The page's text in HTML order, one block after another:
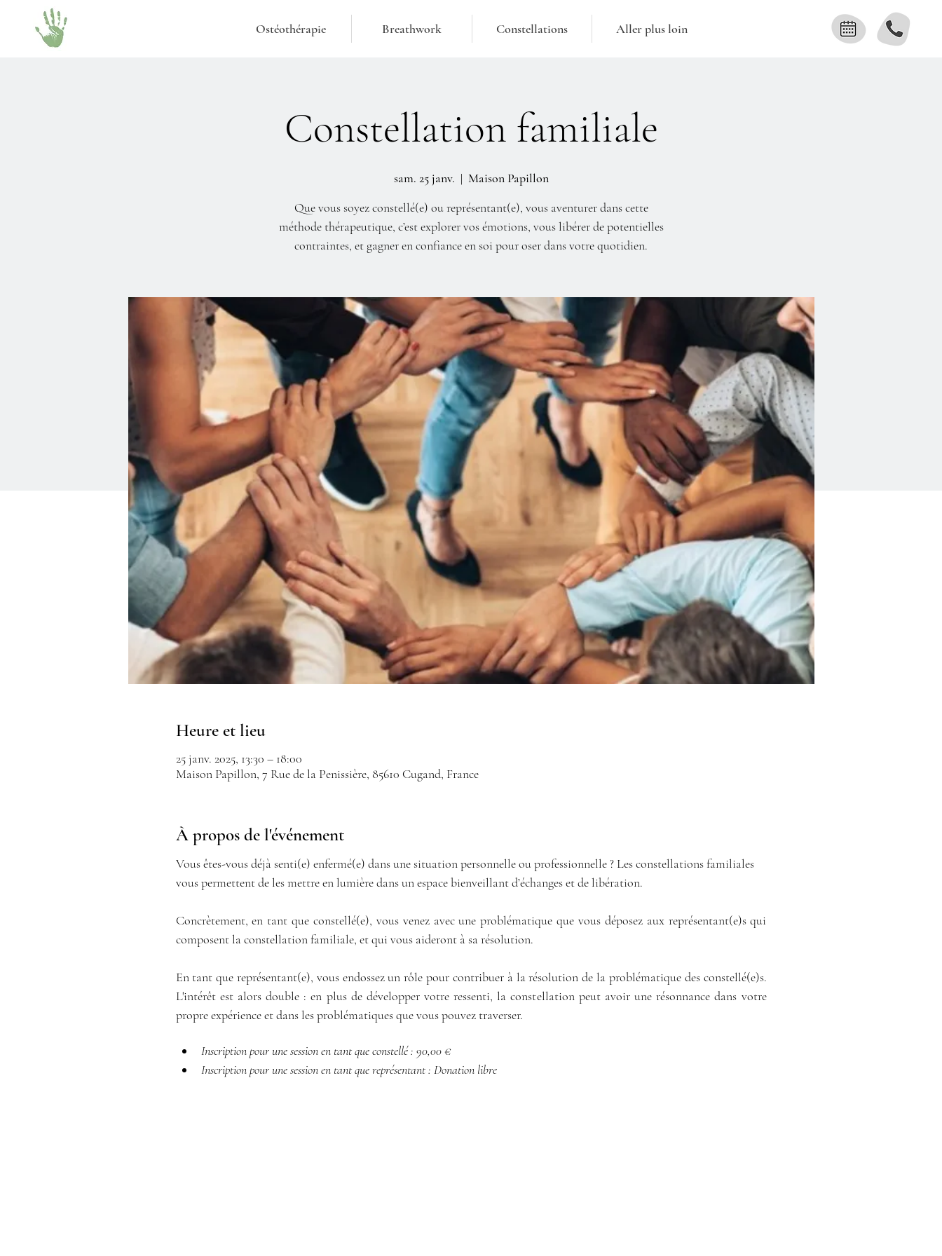
Ostéothérapie Breathwork Constellations Aller plus loin
Constellation familiale
sam. 25 janv.
  |
Maison Papillon
Que vous soyez constellé(e) ou représentant(e), vous aventurer dans cette
méthode thérapeutique, c’est explorer vos émotions, vous libérer de potentielles
contraintes, et gagner en confiance en soi pour oser dans votre quotidien.
Heure et lieu
25 janv. 2025, 13:30 – 18:00
Maison Papillon, 7 Rue de la Penissière, 85610 Cugand, France
À propos de l'événement
Vous êtes-vous déjà senti(e) enfermé(e) dans une situation personnelle ou professionnelle ? Les constellations familiales
vous permettent de les mettre en lumière dans un espace bienveillant d’échanges et de libération.
Concrètement, en tant que constellé(e), vous venez avec une problématique que vous déposez aux représentant(e)s qui
composent la constellation familiale, et qui vous aideront à sa résolution.
En tant que représentant(e), vous endossez un rôle pour contribuer à la résolution de la problématique des constellé(e)s.
L'intérêt est alors double : en plus de développer votre ressenti, la constellation peut avoir une résonnance dans votre
propre expérience et dans les problématiques que vous pouvez traverser.
Inscription pour une session en tant que constellé : 90,00 €​
Inscription pour une session en tant que représentant : Donation libre